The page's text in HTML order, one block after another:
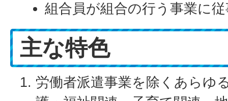
組合員が組合の行う事業に
主な特色
労働者派遣事業を除くあらゆ